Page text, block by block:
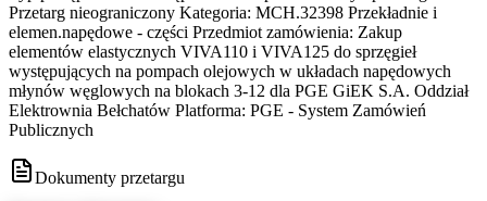
Przetarg nieograniczony Kategoria: MCH.32398 Przekładnie i
elemen.napędowe - części Przedmiot zamówienia: Zakup
elementów elastycznych VIVA110 i VIVA125 do sprzęgieł
występujących na pompach olejowych w układach napędowych
młynów węglowych na blokach 3-12 dla PGE GiEK S.A. Oddział
Elektrownia Bełchatów Platforma: PGE - System Zamówień
Publicznych
Dokumenty przetargu